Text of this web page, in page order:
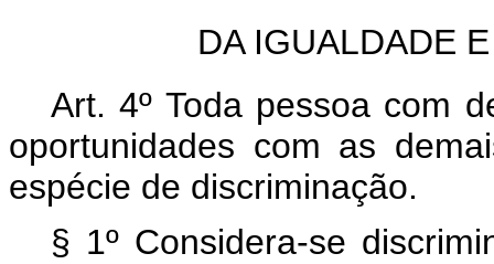
DA IGUALDADE
Art. 4º Toda pessoa com
oportunidades com as
espécie de discriminação.
§ 1º Considera-se